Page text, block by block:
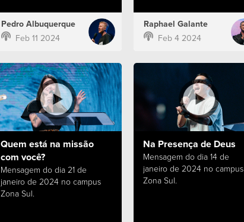
Pedro Albuquerque
Feb 11 2024
Raphael Galante
Feb 4 2024
Quem está na missão
com você?
Mensagem do dia 21 de
janeiro de 2024 no campus
Zona Sul.
Na Presença de Deus
Mensagem do dia 14 de
janeiro de 2024 no campus
Zona Sul.